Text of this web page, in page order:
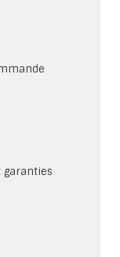
garanties